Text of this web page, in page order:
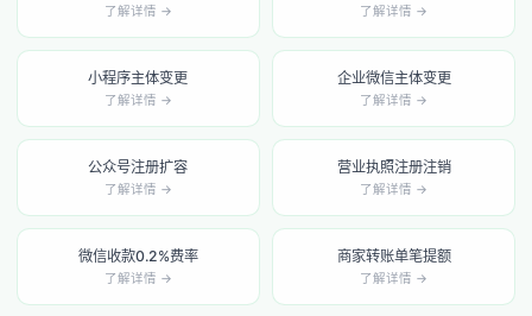
了解详情 → 了解详情 →
小程序主体变更
了解详情 →
企业微信主体变更
了解详情 →
公众号注册扩容
了解详情 →
营业执照注册注销
了解详情 →
微信收款0.2%费率
了解详情 →
商家转账单笔提额
了解详情 →